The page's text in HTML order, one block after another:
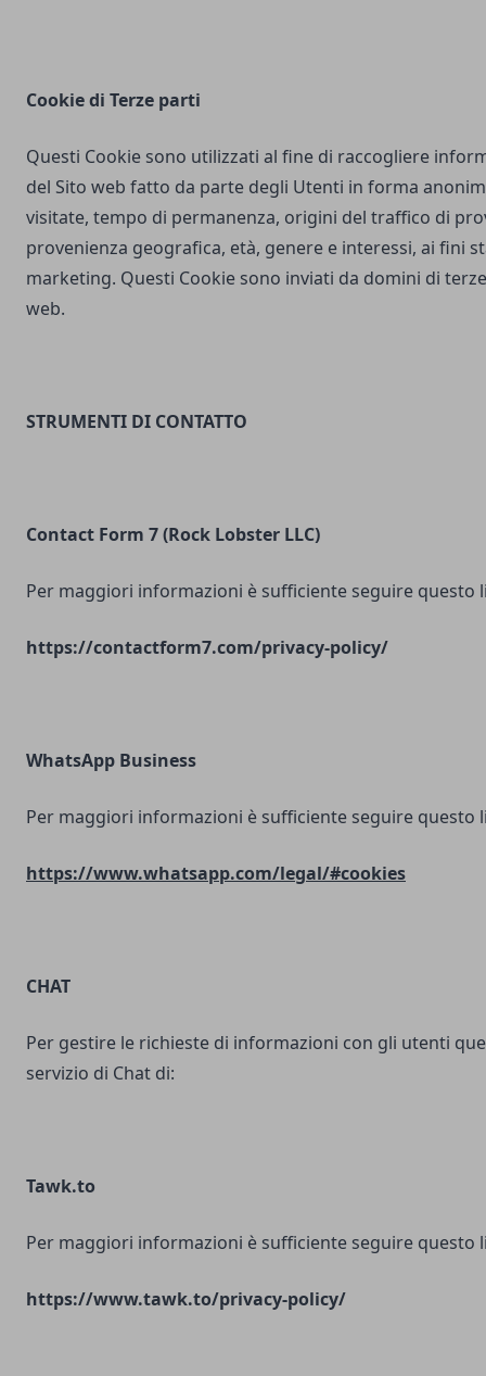
Cookie di Terze parti
Questi Cookie sono utilizzati al fine di raccogliere
del Sito web fatto da parte degli Utenti in forma
visitate, tempo di permanenza, origini del traffico di
provenienza geografica, età, genere e interessi, ai fini
marketing. Questi Cookie sono inviati da domini di
web.
STRUMENTI DI CONTATTO
Contact Form 7 (Rock Lobster LLC)
Per maggiori informazioni è sufficiente seguire questo
https://contactform7.com/privacy-policy/
WhatsApp Business
Per maggiori informazioni è sufficiente seguire questo
https://www.whatsapp.com/legal/#cookies
CHAT
Per gestire le richieste di informazioni con gli utenti
servizio di Chat di:
Tawk.to
Per maggiori informazioni è sufficiente seguire questo
https://www.tawk.to/privacy-policy/